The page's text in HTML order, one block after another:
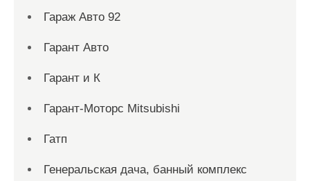
Гараж Авто 92
Гарант Авто
Гарант и К
Гарант-Моторс Mitsubishi
Гатп
Генеральская дача, банный комплекс